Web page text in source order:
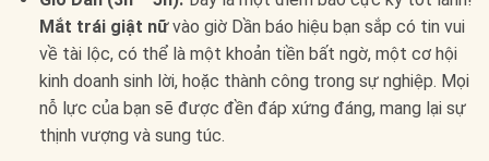
Mắt trái giật nữvào giờ Dần báo hiệu bạn sắp có tin vui
về tài lộc, có thể là một khoản tiền bất ngờ, một cơ hội
kinh doanh sinh lời, hoặc thành công trong sự nghiệp. Mọi
nỗ lực của bạn sẽ được đền đáp xứng đáng, mang lại sự
thịnh vượng và sung túc.